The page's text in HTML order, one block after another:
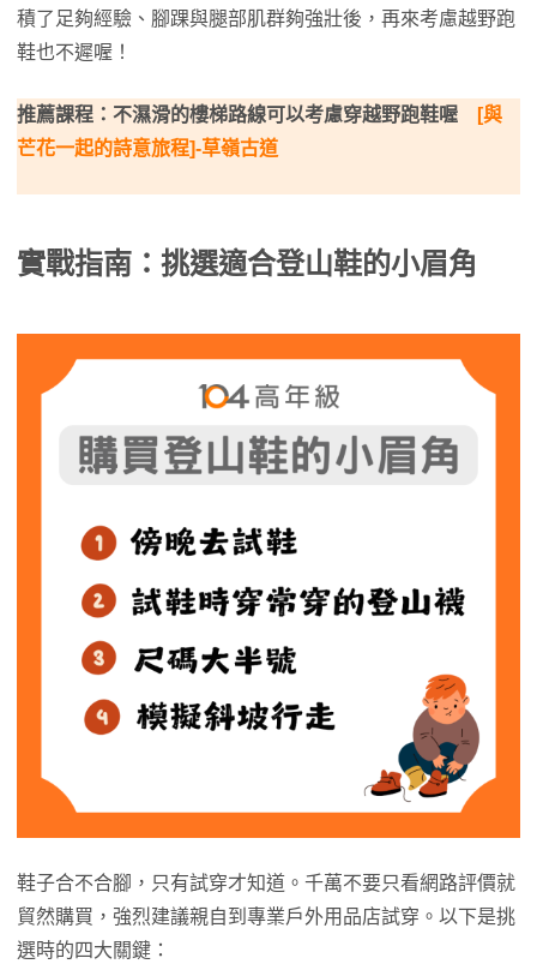
積了足夠經驗、腳踝與腿部肌群夠強壯後，再來考慮越野跑
鞋也不遲喔！
推薦課程：不濕滑的樓梯路線可以考慮穿越野跑鞋喔
[與
芒花一起的詩意旅程]-草嶺古道
實戰指南：挑選適合登山鞋的小眉角
鞋子合不合腳，只有試穿才知道。千萬不要只看網路評價就
貿然購買，強烈建議親自到專業戶外用品店試穿。以下是挑
選時的四大關鍵：